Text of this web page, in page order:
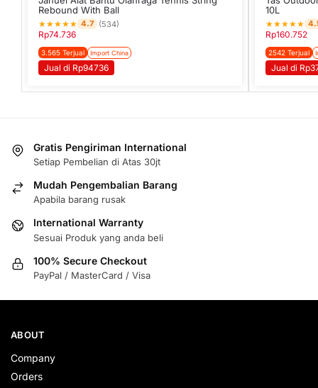
Rebound With Ball
★★★★★ 4.7 (534)
Rp74.736
3.565 Terjual Import China
Jual di Rp94736
10L
★★★★★
Rp160.752
2542 Terjual
Jual di
Gratis Pengiriman International
Setiap Pembelian di Atas 30jt
Mudah Pengembalian Barang
Apabila barang rusak
International Warranty
Sesuai Produk yang anda beli
100% Secure Checkout
PayPal / MasterCard / Visa
ABOUT
Company
Orders